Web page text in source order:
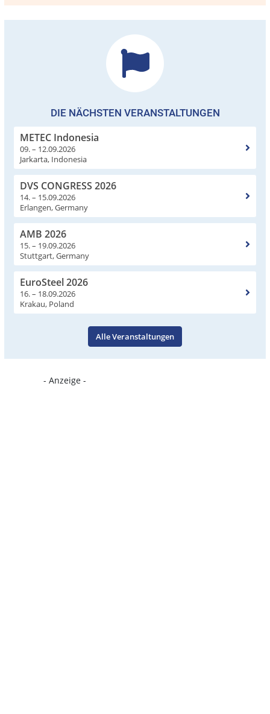
DIE NÄCHSTEN VERANSTALTUNGEN
METEC Indonesia
09. – 12.09.2026
Jarkarta, Indonesia
DVS CONGRESS 2026
14. – 15.09.2026
Erlangen, Germany
AMB 2026
15. – 19.09.2026
Stuttgart, Germany
EuroSteel 2026
16. – 18.09.2026
Krakau, Poland
Alle Veranstaltungen
- Anzeige -